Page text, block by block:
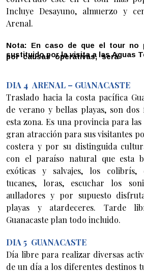
Incluye Desayuno, almuerzo y
Arenal.
Nota: En caso de que el tour no
por causas operativas, será
sustituido por la visita a las Aguas
DIA 4 ARENAL – GUANACASTE
Traslado hacia la costa pacífica
de verano y bellas playas, son
esta zona. Es una provincia para las
gran atracción para sus visitantes
costera y por su distinguida
con el paraíso natural que esta
exóticas y salvajes, los colibrís,
tucanes, loras, escuchar los
aulladores y por supuesto
playas y atardeceres. Tarde
Guanacaste plan todo incluido.
DIA 5 GUANACASTE
Día libre para realizar diversas
de un día a los diferentes destinos